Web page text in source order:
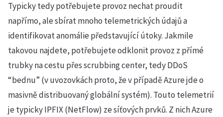
Typicky tedy potřebujete provoz nechat proudit
napřímo, ale sbírat mnoho telemetrických údajů a
identifikovat anomálie představující útoky. Jakmile
takovou najdete, potřebujete odklonit provoz z přímé
trubky na cestu přes scrubbing center, tedy DDoS
“bednu” (v uvozovkách proto, že v případě Azure jde o
masivně distribuovaný globální systém). Touto telemetrií
je typicky IPFIX (NetFlow) ze síťových prvků. Z nich Azure